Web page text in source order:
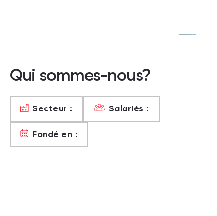
Qui sommes-nous?
Secteur : Salariés :
Fondé en :